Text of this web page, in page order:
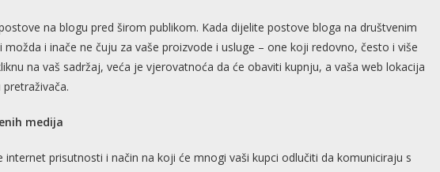
na blogu pred širom publikom. Kada dijelite postove bloga na društvenim
i inače ne čuju za vaše proizvode i usluge – one koji redovno, često i više
na vaš sadržaj, veća je vjerovatnoća da će obaviti kupnju, a vaša web lokacija
medija
prisutnosti i način na koji će mnogi vaši kupci odlučiti da komuniciraju s